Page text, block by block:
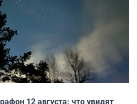
12 августа: что увидят